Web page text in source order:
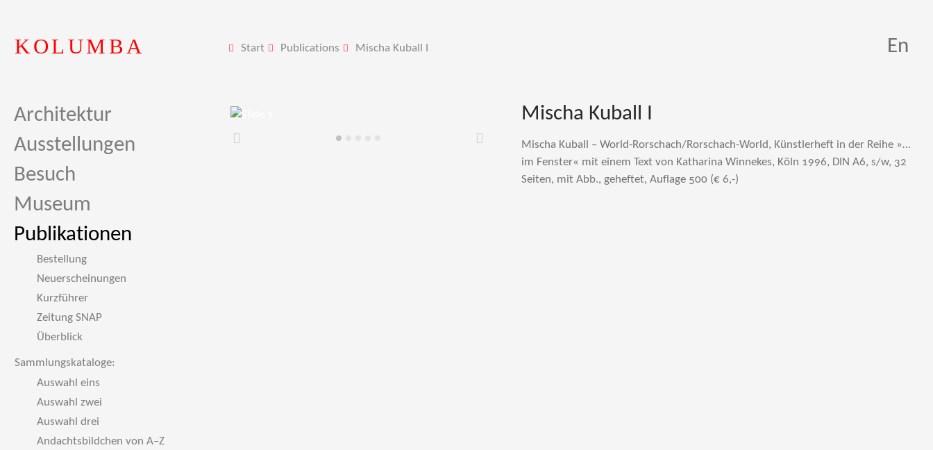
KOLUMBA Start Publications Mischa Kuball I En
Architektur
Ausstellungen
Besuch
Museum
Publikationen
Bestellung
Neuerscheinungen
Kurzführer
Zeitung SNAP
Überblick
Sammlungskataloge:
Auswahl eins
Auswahl zwei
Auswahl drei
Andachtsbildchen von A–Z
Zurück Weiter
Mischa Kuball I
Mischa Kuball – World-Rorschach/Rorschach-World, Künstlerheft in der Reihe »…
im Fenster« mit einem Text von Katharina Winnekes, Köln 1996, DIN A6, s/w, 32
Seiten, mit Abb., geheftet, Auflage 500 (€ 6,-)